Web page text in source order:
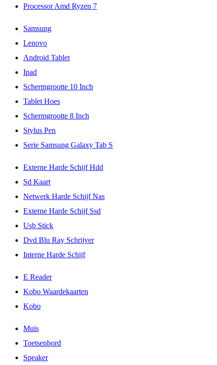
Processor Amd Ryzen 7
Samsung
Lenovo
Android Tablet
Ipad
Schermgrootte 10 Inch
Tablet Hoes
Schermgrootte 8 Inch
Stylus Pen
Serie Samsung Galaxy Tab S
Externe Harde Schijf Hdd
Sd Kaart
Netwerk Harde Schijf Nas
Externe Harde Schijf Ssd
Usb Stick
Dvd Blu Ray Schrijver
Interne Harde Schijf
E Reader
Kobo Waardekaarten
Kobo
Muis
Toetsenbord
Speaker